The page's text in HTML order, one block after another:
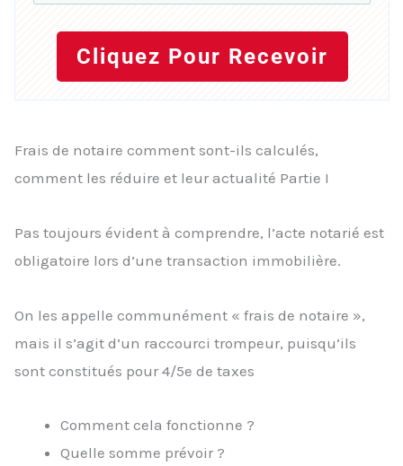
Cliquez Pour Recevoir
Frais de notaire comment sont-ils calculés,
comment les réduire et leur actualité Partie I
Pas toujours évident à comprendre, l’acte notarié est
obligatoire lors d’une transaction immobilière.
On les appelle communément « frais de notaire »,
mais il s’agit d’un raccourci trompeur, puisqu’ils
sont constitués pour 4/5e de taxes
Comment cela fonctionne ?
Quelle somme prévoir ?